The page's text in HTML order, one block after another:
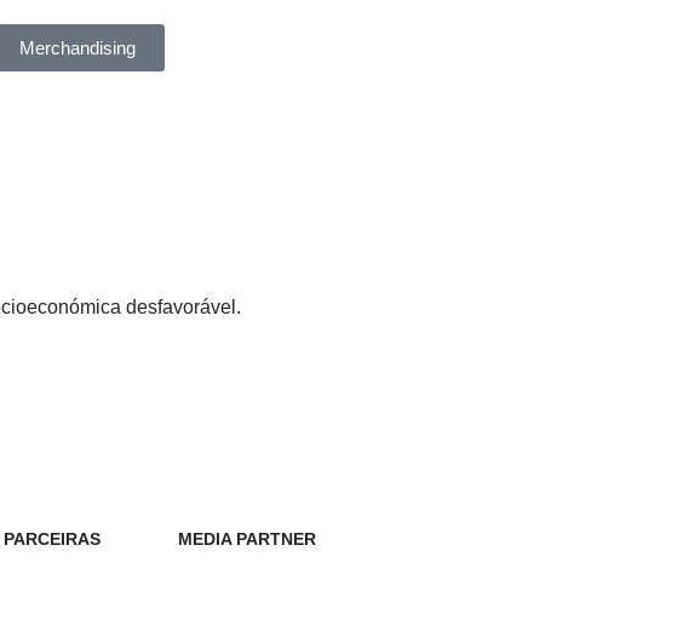
Merchandising
desfavorável.
MEDIA PARTNER